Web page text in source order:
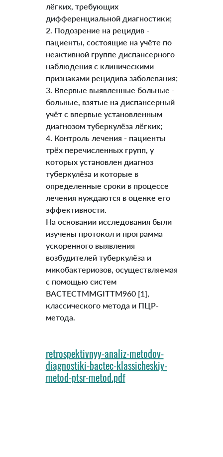
лёгких, требующих
дифференциальной диагностики;
2. Подозрение на рецидив -
пациенты, состоящие на учёте по
неактивной группе диспансерного
наблюдения с клиническими
признаками рецидива заболевания;
3. Впервые выявленные больные -
больные, взятые на диспансерный
учёт с впервые установленным
диагнозом туберкулёза лёгких;
4. Контроль лечения - пациенты
трёх перечисленных групп, у
которых установлен диагноз
туберкулёза и которые в
определенные сроки в процессе
лечения нуждаются в оценке его
эффективности.
На основании исследования были
изучены протокол и программа
ускоренного выявления
возбудителей туберкулёза и
микобактериозов, осуществляемая
с помощью систем
BACTECTMMGITTM960 [1],
классического метода и ПЦР-
метода.
retrospektivnyy-analiz-metodov-
diagnostiki-bactec-klassicheskiy-
metod-ptsr-metod.pdf